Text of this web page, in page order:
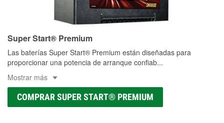
Super Start® Premium
Las baterías Super Start® Premium están diseñadas para
proporcionar una potencia de arranque confiab...
Mostrar más
COMPRAR SUPER START® PREMIUM